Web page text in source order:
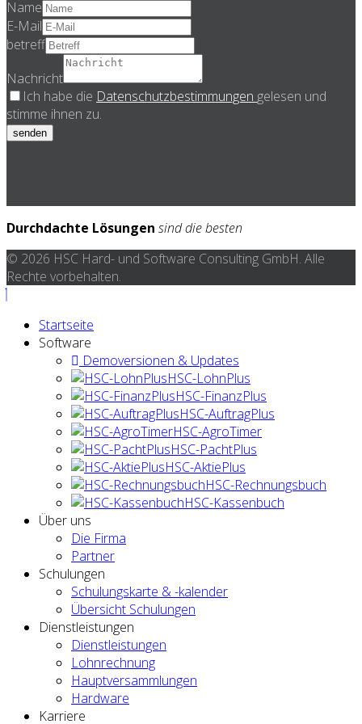
Name
E-Mail
betreff
Nachricht
Ich habe die Datenschutzbestimmungen gelesen und
stimme ihnen zu.
senden
Durchdachte Lösungen sind die besten
© 2026 HSC Hard- und Software Consulting GmbH. Alle
Rechte vorbehalten.
Startseite
Software
Demoversionen & Updates
HSC-LohnPlus
HSC-FinanzPlus
HSC-AuftragPlus
HSC-AgroTimer
HSC-PachtPlus
HSC-AktiePlus
HSC-Rechnungsbuch
HSC-Kassenbuch
Über uns
Die Firma
Partner
Schulungen
Schulungskarte & -kalender
Übersicht Schulungen
Dienstleistungen
Dienstleistungen
Lohnrechnung
Hauptversammlungen
Hardware
Karriere